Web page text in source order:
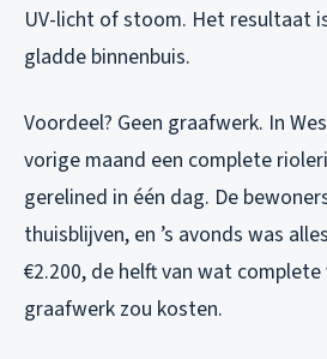
UV-licht of stoom. Het resultaat
gladde binnenbuis.
Voordeel? Geen graafwerk. In
vorige maand een complete
gerelined in één dag. De
thuisblijven, en ’s avonds was
€2.200, de helft van wat
graafwerk zou kosten.